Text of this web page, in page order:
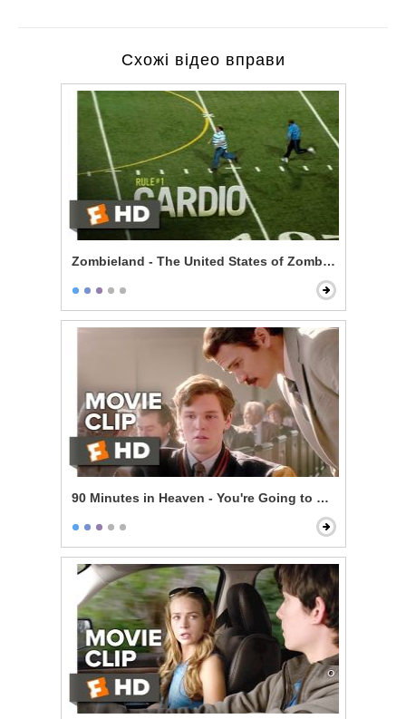
Схожі відео вправи
Zombieland - The United States of Zombieland
90 Minutes in Heaven - You're Going to Make It